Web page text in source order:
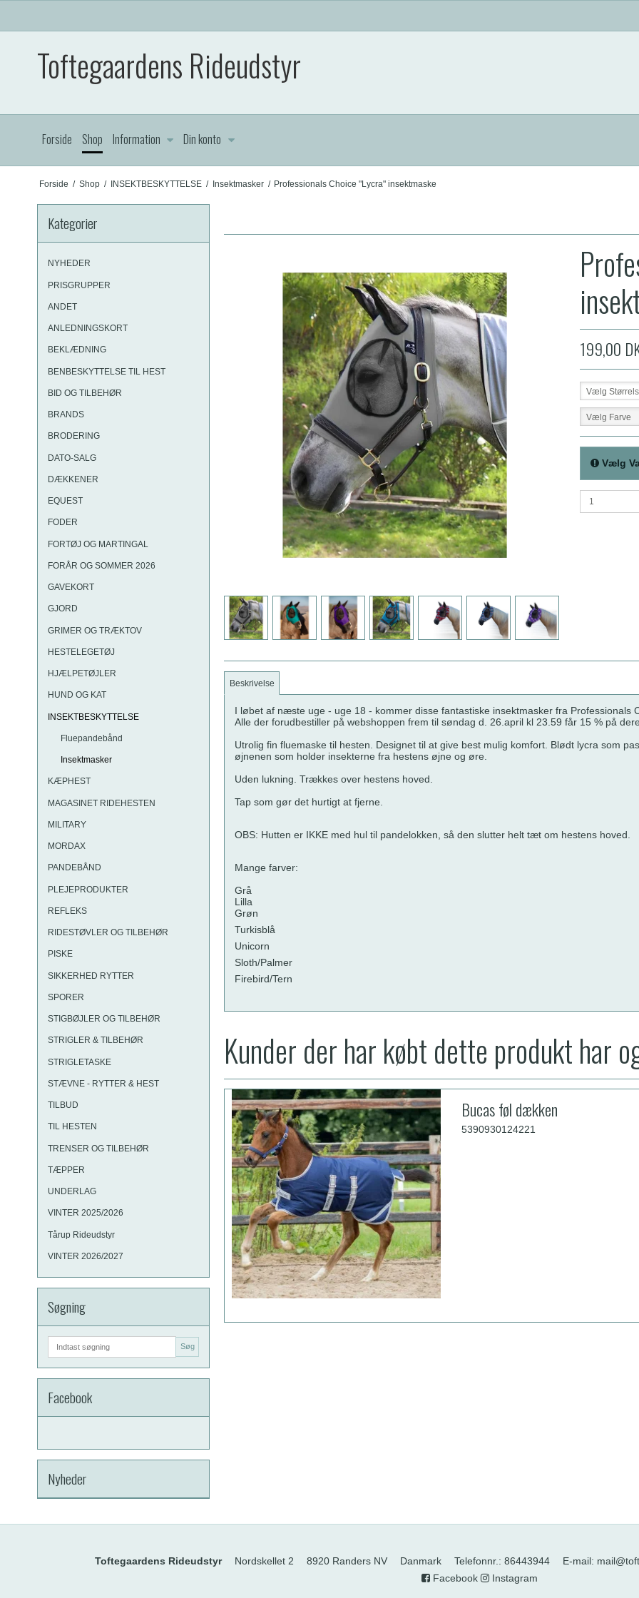
Toftegaardens Rideudstyr
Forside Shop Information Din konto
Forside / Shop / INSEKTBESKYTTELSE / Insektmasker / Professionals Choice "Lycra" insektmaske
Kategorier
NYHEDER
PRISGRUPPER
ANDET
ANLEDNINGSKORT
BEKLÆDNING
BENBESKYTTELSE TIL HEST
BID OG TILBEHØR
BRANDS
BRODERING
DATO-SALG
DÆKKENER
EQUEST
FODER
FORTØJ OG MARTINGAL
FORÅR OG SOMMER 2026
GAVEKORT
GJORD
GRIMER OG TRÆKTOV
HESTELEGETØJ
HJÆLPETØJLER
HUND OG KAT
INSEKTBESKYTTELSE
Fluepandebånd
Insektmasker
KÆPHEST
MAGASINET RIDEHESTEN
MILITARY
MORDAX
PANDEBÅND
PLEJEPRODUKTER
REFLEKS
RIDESTØVLER OG TILBEHØR
PISKE
SIKKERHED RYTTER
SPORER
STIGBØJLER OG TILBEHØR
STRIGLER & TILBEHØR
STRIGLETASKE
STÆVNE - RYTTER & HEST
TILBUD
TIL HESTEN
TRENSER OG TILBEHØR
TÆPPER
UNDERLAG
VINTER 2025/2026
Tårup Rideudstyr
VINTER 2026/2027
Søgning
Søg
Facebook
Nyheder
199,00
Vælg
Vælg Farve
Vælg
Beskrivelse
I løbet af næste uge - uge 18 - kommer disse fantastiske insektmasker fra Professionals
Alle der forudbestiller på webshoppen frem til søndag d. 26.april kl 23.59 får 15 % på
Utrolig fin fluemaske til hesten. Designet til at give best mulig komfort. Blødt lycra som
øjnenen som holder insekterne fra hestens øjne og øre.
Uden lukning. Trækkes over hestens hoved.
Tap som gør det hurtigt at fjerne.
OBS: Hutten er IKKE med hul til pandelokken, så den slutter helt tæt om hestens hoved.
Mange farver:
Grå
Lilla
Grøn
Turkisblå
Unicorn
Sloth/Palmer
Firebird/Tern
Kunder der har købt dette produkt har
Bucas føl dækken
5390930124221
Toftegaardens Rideudstyr Nordskellet 2 8920 Randers NV Danmark Telefonnr. : 86443944 E-mail:
Facebook
Instagram